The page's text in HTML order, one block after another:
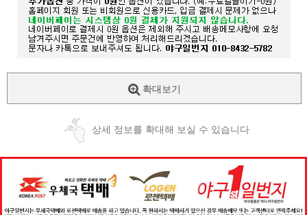
확대보기
상세 정보를 확대해 보실 수 있습니다